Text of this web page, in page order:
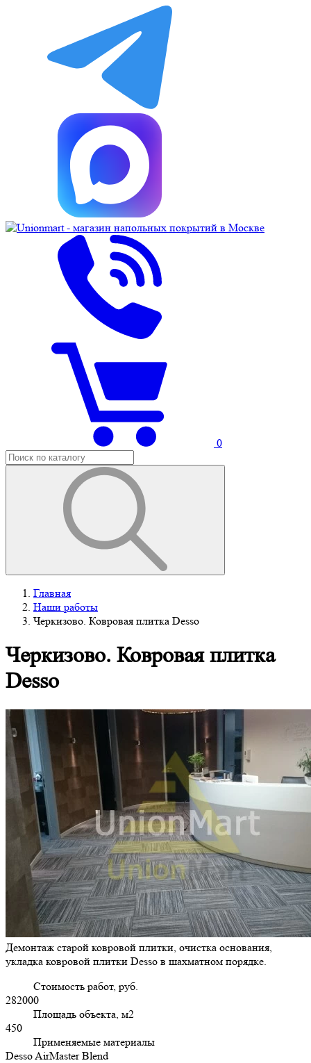
0
Главная
Наши работы
Черкизово. Ковровая плитка Desso
Черкизово. Ковровая плитка
Desso
Демонтаж старой ковровой плитки, очистка основания,
укладка ковровой плитки Desso в шахматном порядке.
Стоимость работ, руб.
282000
Площадь объекта, м2
450
Применяемые материалы
Desso AirMaster Blend